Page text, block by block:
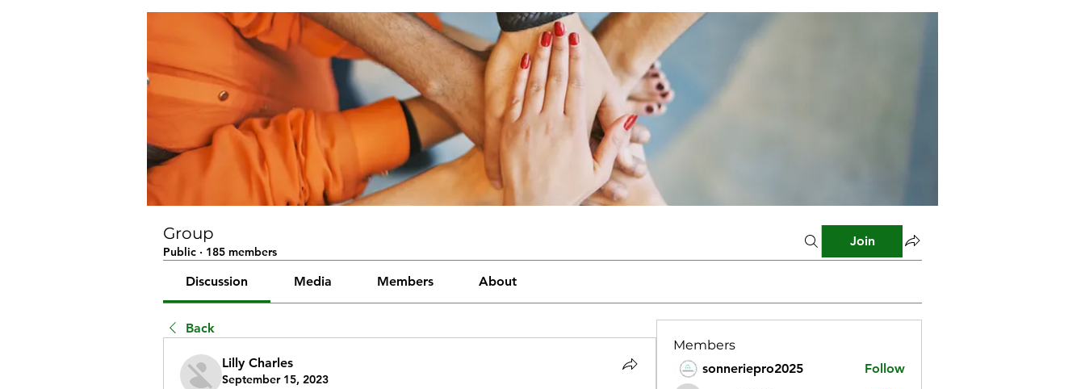
Group
Public · 185 members
Join
Discussion Media Members About
Back
Lilly Charles
September 15, 2023
Members
sonneriepro2025
Follow